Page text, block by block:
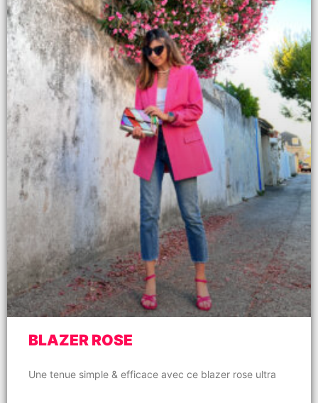
BLAZER ROSE
Une tenue simple & efficace avec ce blazer rose ultra